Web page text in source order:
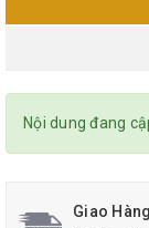
Nội dung đang
Giao